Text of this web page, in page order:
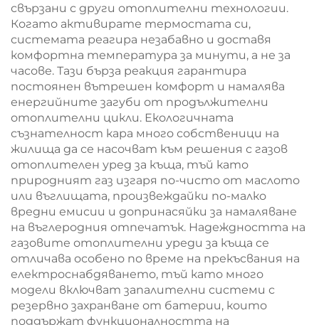
свързани с други отоплителни технологии.
Когато активирате термостата си,
системата реагира незабавно и доставя
комфортна температура за минути, а не за
часове. Тази бърза реакция гарантира
постоянен вътрешен комфорт и намалява
енергийните загуби от продължителни
отоплителни цикли. Екологичната
съзнателност кара много собственици на
жилища да се насочват към решения с газов
отоплителен уред за къща, тъй като
природният газ изгаря по-чисто от маслото
или въглищата, произвеждайки по-малко
вредни емисии и допринасяйки за намаляване
на въглеродния отпечатък. Надеждността на
газовите отоплителни уреди за къща се
отличава особено по време на прекъсвания на
електроснабдяването, тъй като много
модели включват запалителни системи с
резервно захранване от батерии, които
поддържат функционалността на